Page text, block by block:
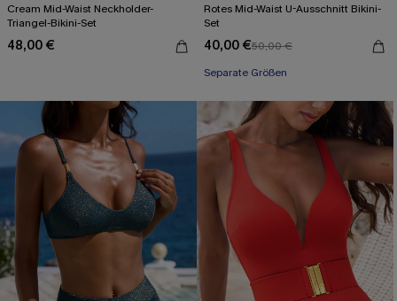
Cream Mid-Waist Neckholder-
Triangel-Bikini-Set
48,00 €
Rotes Mid-Waist U-Ausschnitt Bikini-
Set
40,00 €50,00 €
Separate Größen